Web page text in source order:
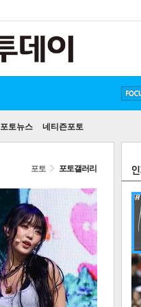
포토뉴스 네티즌포토
방탄소년단
손흥민
포토 포토갤러리